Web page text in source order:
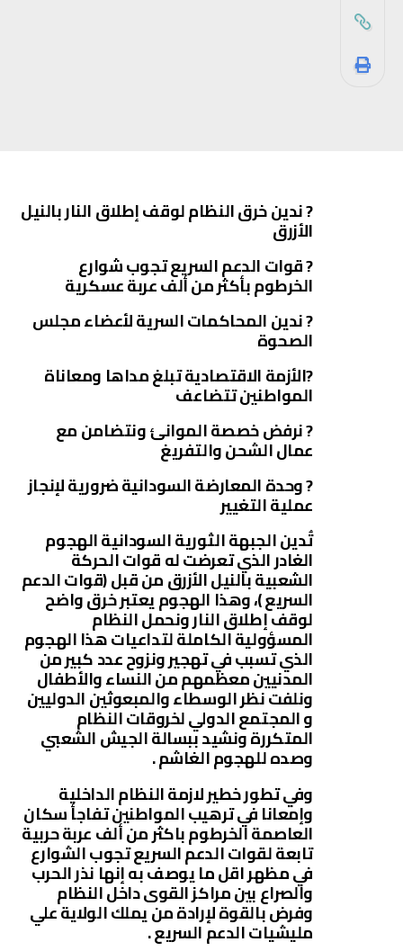
? ندين خرق النظام لوقف إطلاق النار بالنيل
الأزرق
? قوات الدعم السريع تجوب شوارع
الخرطوم بأكثر من ألف عربة عسكرية
? ندين المحاكمات السرية لأعضاء مجلس
الصحوة
?الأزمة الاقتصادية تبلغ مداها ومعاناة
المواطنين تتضاعف
? نرفض خصصة الموانئ ونتضامن مع
عمال الشحن والتفريغ
? وحدة المعارضة السودانية ضرورية لإنجاز
عملية التغيير
تُدين الجبهة الثورية السودانية الهجوم
الغادر الذي تعرضت له قوات الحركة
الشعبية بالنيل الأزرق من قبل (قوات الدعم
السريع )، وهذا الهجوم يعتبر خرق واضح
لوقف إطلاق النار ونحمل النظام
المسؤولية الكاملة لتداعيات هذا الهجوم
الذي تسبب في تهجير ونزوح عدد كبير من
المدنيين معظمهم من النساء والأطفال
ونلفت نظر الوسطاء والمبعوثين الدوليين
و المجتمع الدولي لخروقات النظام
المتكررة ونشيد ببسالة الجيش الشعبي
وصده للهجوم الغاشم .
وفي تطور خطير لازمة النظام الداخلية
وإمعانا في ترهيب المواطنين تفاجأ سكان
العاصمة الخرطوم باكثر من ألف عربة حربية
تابعة لقوات الدعم السريع تجوب الشوارع
في مظهر اقل ما يوصف به إنها نذر الحرب
والصراع بين مراكز القوى داخل النظام
وفرض بالقوة لإرادة من يملك الولاية علي
مليشيات الدعم السريع .